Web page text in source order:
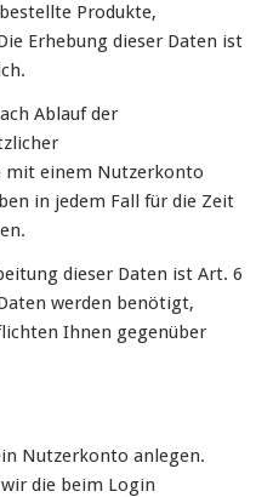
Produkte,
Erhebung dieser Daten ist
Ablauf der
mit einem Nutzerkonto
in jedem Fall für die Zeit
dieser Daten ist Art. 6
werden benötigt,
Ihnen gegenüber
Nutzerkonto anlegen.
die beim Login